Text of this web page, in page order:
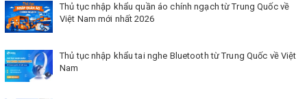
Thủ tục nhập khẩu quần áo chính ngạch từ Trung Quốc về
Việt Nam mới nhất 2026
Thủ tục nhập khẩu tai nghe Bluetooth từ Trung Quốc về Việt
Nam